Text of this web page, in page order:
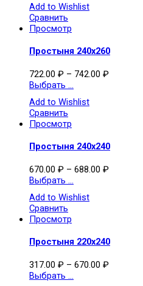
Add to Wishlist
Сравнить
Просмотр
Простыня 240х260
722.00 ₽ – 742.00 ₽
Выбрать ...
Add to Wishlist
Сравнить
Просмотр
Простыня 240х240
670.00 ₽ – 688.00 ₽
Выбрать ...
Add to Wishlist
Сравнить
Просмотр
Простыня 220х240
317.00 ₽ – 670.00 ₽
Выбрать ...